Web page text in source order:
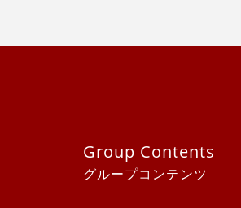
Group Contents
グループコンテンツ